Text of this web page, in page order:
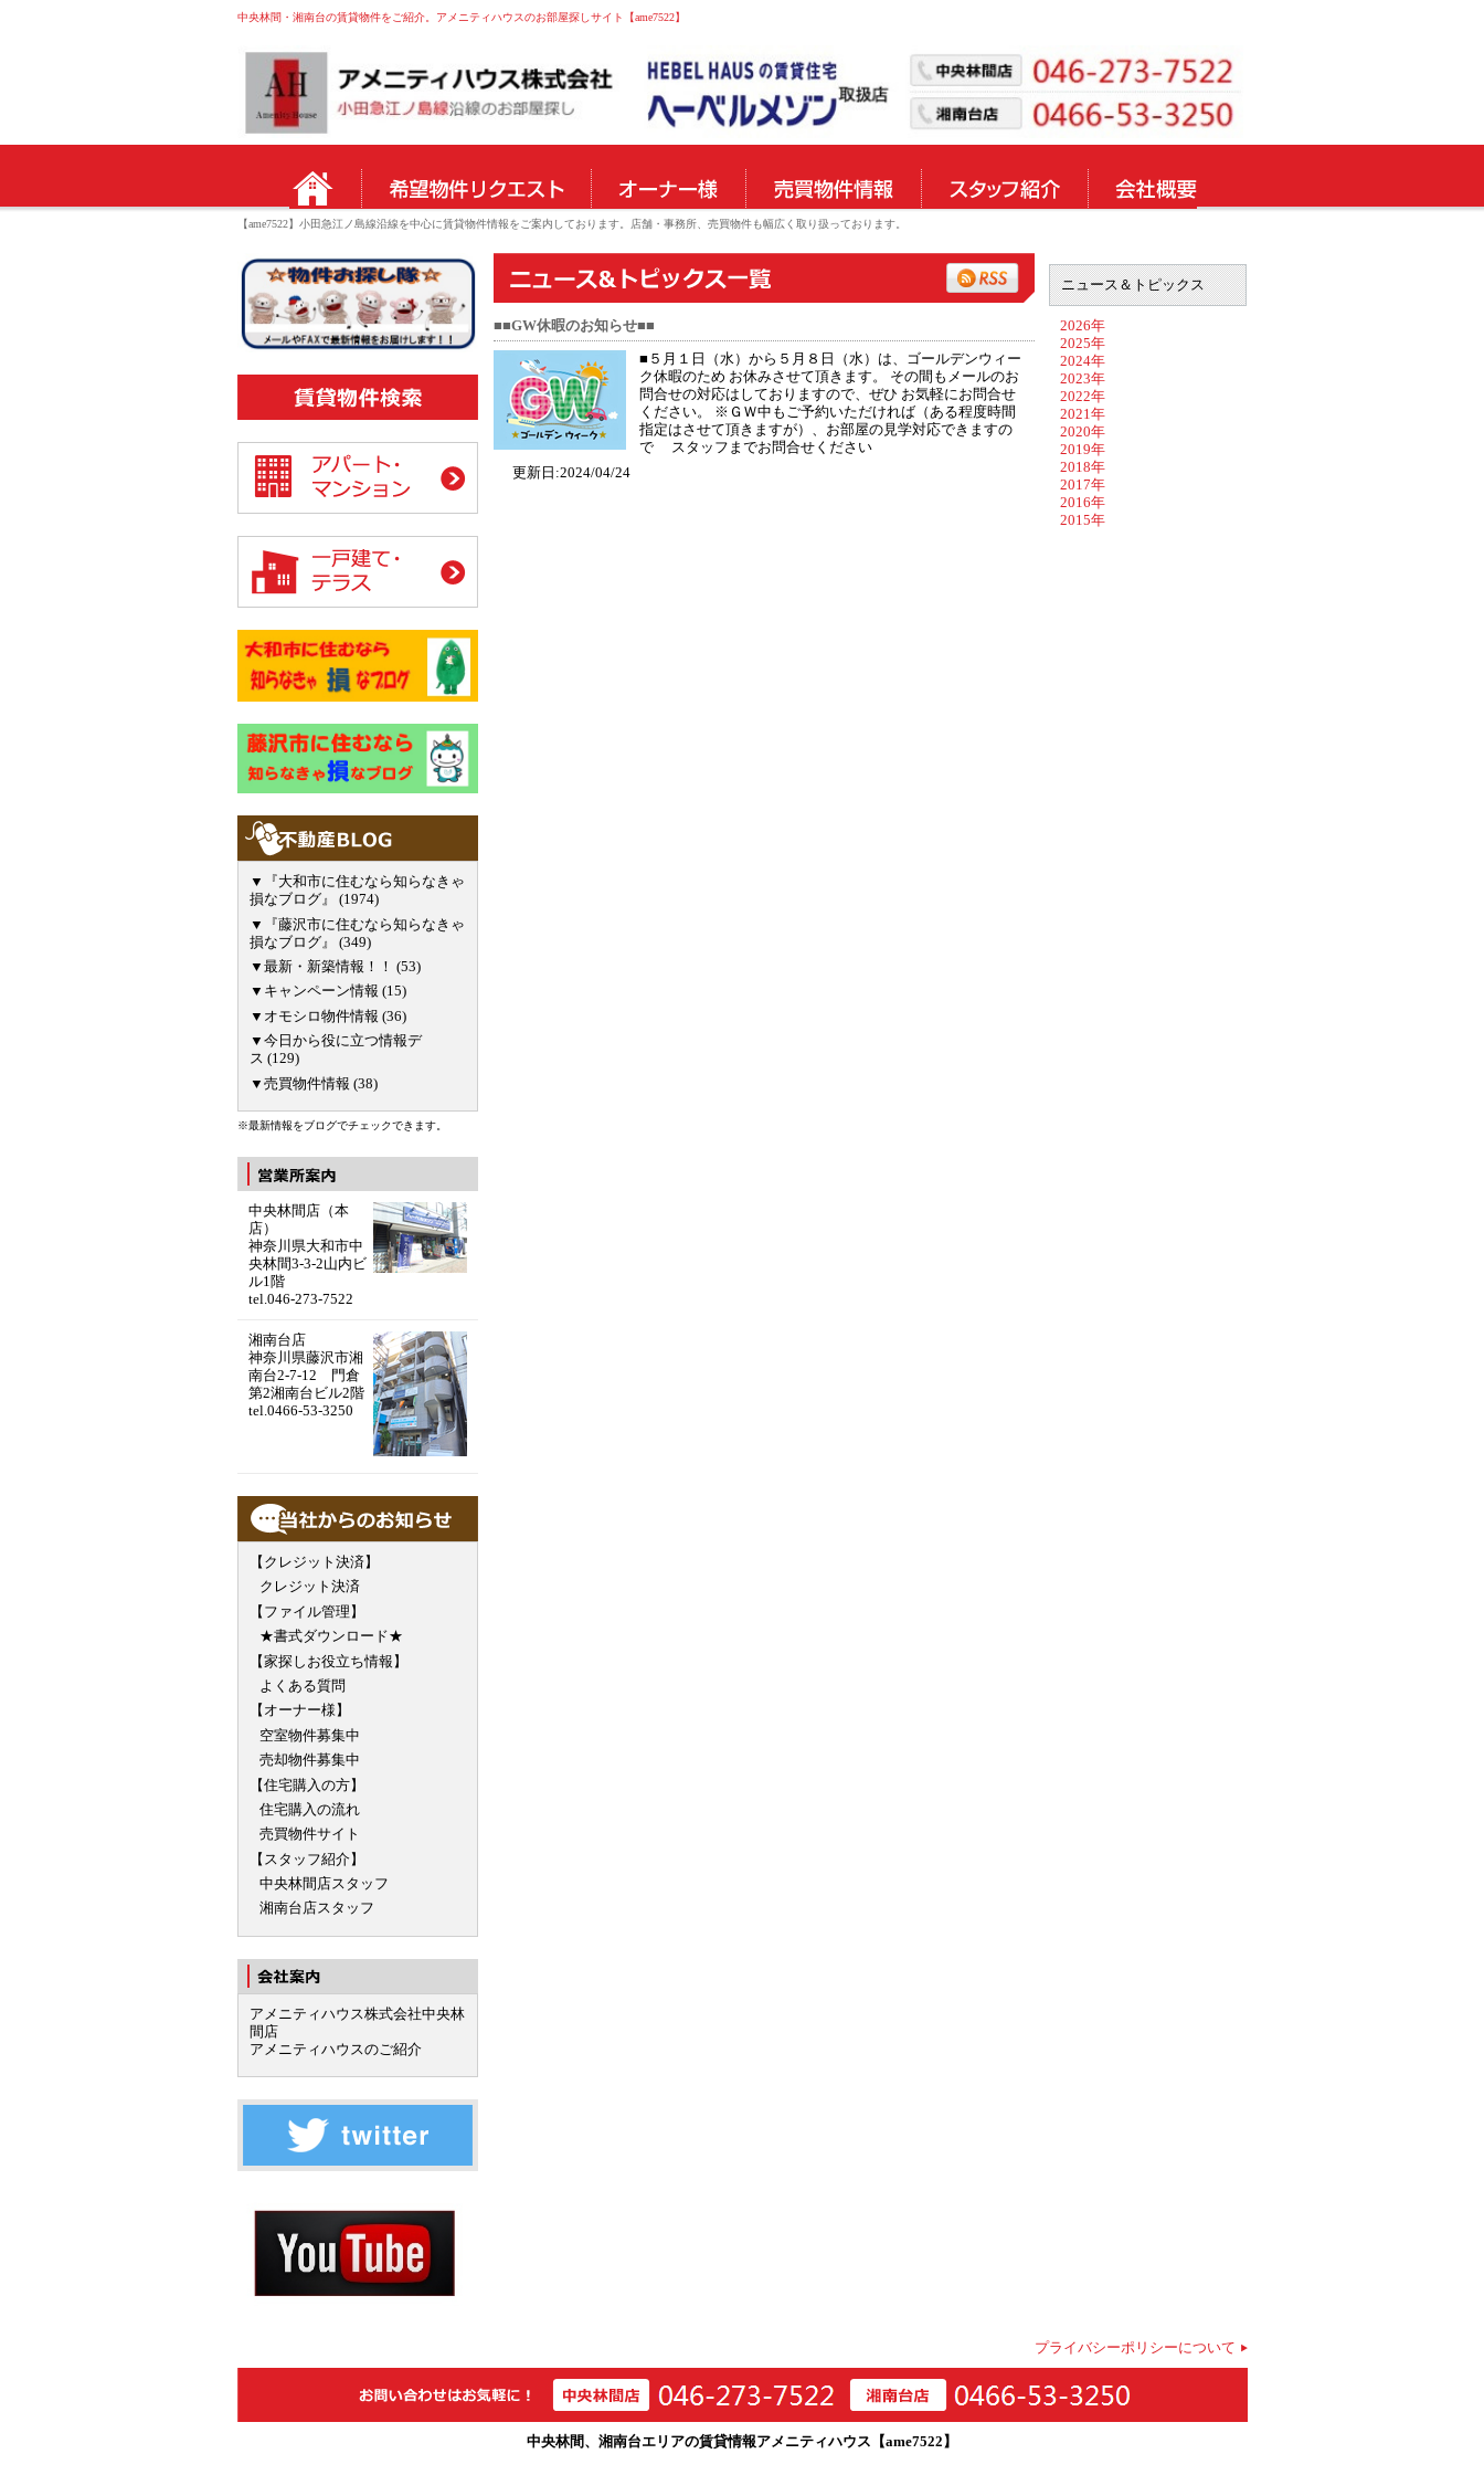
中央林間・湘南台の賃貸物件をご紹介。アメニティハウスのお部屋探しサイト【ame7522】
【ame7522】小田急江ノ島線沿線を中心に賃貸物件情報をご案内しております。店舗・事務所、売買物件も幅広く取り扱っております。
▼『大和市に住むなら知らなきゃ
損なブログ』 (1974)
▼『藤沢市に住むなら知らなきゃ
損なブログ』 (349)
▼最新・新築情報！！ (53)
▼キャンペーン情報 (15)
▼オモシロ物件情報 (36)
▼今日から役に立つ情報デ
ス (129)
▼売買物件情報 (38)
※最新情報をブログでチェックできます。
中央林間店（本
店）
神奈川県大和市中
央林間3-3-2山内ビ
ル1階
tel.046-273-7522
湘南台店
神奈川県藤沢市湘
南台2-7-12 門倉
第2湘南台ビル2階
tel.0466-53-3250
【クレジット決済】
クレジット決済
【ファイル管理】
★書式ダウンロード★
【家探しお役立ち情報】
よくある質問
【オーナー様】
空室物件募集中
売却物件募集中
【住宅購入の方】
住宅購入の流れ
売買物件サイト
【スタッフ紹介】
中央林間店スタッフ
湘南台店スタッフ
アメニティハウス株式会社中央林
間店
アメニティハウスのご紹介
ニュース＆トピックス
2026年
2025年
2024年
2023年
2022年
2021年
2020年
2019年
2018年
2017年
2016年
2015年
■■GW休暇のお知らせ■■
■５月１日（水）から５月８日（水）は、ゴールデンウィー
ク休暇のため お休みさせて頂きます。 その間もメールのお
問合せの対応はしておりますので、ぜひ お気軽にお問合せ
ください。 ※ＧＷ中もご予約いただければ（ある程度時間
指定はさせて頂きますが）、お部屋の見学対応できますの
で スタッフまでお問合せください
更新日:2024/04/24
プライバシーポリシーについて
中央林間、湘南台エリアの賃貸情報アメニティハウス【ame7522】